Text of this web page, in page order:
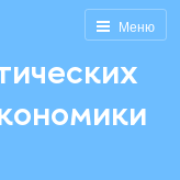
Меню